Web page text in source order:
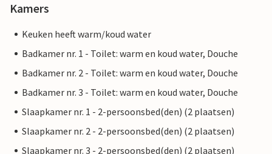
Kamers
Keuken heeft warm/koud water
Badkamer nr. 1 - Toilet: warm en koud water, Douche
Badkamer nr. 2 - Toilet: warm en koud water, Douche
Badkamer nr. 3 - Toilet: warm en koud water, Douche
Slaapkamer nr. 1 - 2-persoonsbed(den) (2 plaatsen)
Slaapkamer nr. 2 - 2-persoonsbed(den) (2 plaatsen)
Slaapkamer nr. 3 - 2-persoonsbed(den) (2 plaatsen)